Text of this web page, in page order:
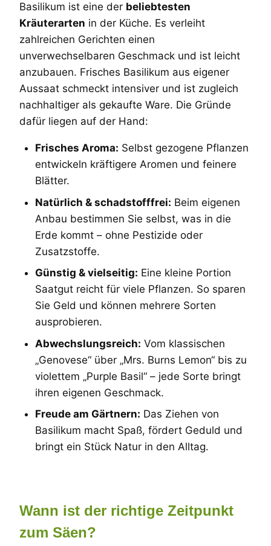
Basilikum ist eine der beliebtesten
Kräuterarten in der Küche. Es verleiht
zahlreichen Gerichten einen
unverwechselbaren Geschmack und ist leicht
anzubauen. Frisches Basilikum aus eigener
Aussaat schmeckt intensiver und ist zugleich
nachhaltiger als gekaufte Ware. Die Gründe
dafür liegen auf der Hand:
Frisches Aroma: Selbst gezogene Pflanzen
entwickeln kräftigere Aromen und feinere
Blätter.
Natürlich & schadstofffrei: Beim eigenen
Anbau bestimmen Sie selbst, was in die
Erde kommt – ohne Pestizide oder
Zusatzstoffe.
Günstig & vielseitig: Eine kleine Portion
Saatgut reicht für viele Pflanzen. So sparen
Sie Geld und können mehrere Sorten
ausprobieren.
Abwechslungsreich: Vom klassischen
„Genovese“ über „Mrs. Burns Lemon“ bis zu
violettem „Purple Basil“ – jede Sorte bringt
ihren eigenen Geschmack.
Freude am Gärtnern: Das Ziehen von
Basilikum macht Spaß, fördert Geduld und
bringt ein Stück Natur in den Alltag.
Wann ist der richtige Zeitpunkt
zum Säen?